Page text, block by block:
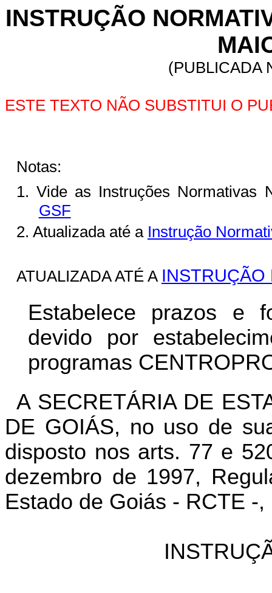
INSTRUÇÃO
(PUBLICADA
ESTE TEXTO NÃO SUBSTITUI O
Notas:
1. Vide as Instruções Normativas
GSF
2. Atualizada até a Instrução
ATUALIZADA ATÉ A INSTRUÇÃO
Estabelece prazos e
devido por
programas
A SECRETÁRIA DE
DE GOIÁS, no uso de
disposto nos arts. 77 e
dezembro de 1997,
Estado de Goiás - RCTE -